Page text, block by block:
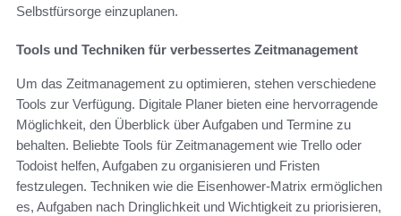
Selbstfürsorge einzuplanen.
Tools und Techniken für verbessertes Zeitmanagement
Um das Zeitmanagement zu optimieren, stehen verschiedene
Tools zur Verfügung. Digitale Planer bieten eine hervorragende
Möglichkeit, den Überblick über Aufgaben und Termine zu
behalten. Beliebte Tools für Zeitmanagement wie Trello oder
Todoist helfen, Aufgaben zu organisieren und Fristen
festzulegen. Techniken wie die Eisenhower-Matrix ermöglichen
es, Aufgaben nach Dringlichkeit und Wichtigkeit zu priorisieren,